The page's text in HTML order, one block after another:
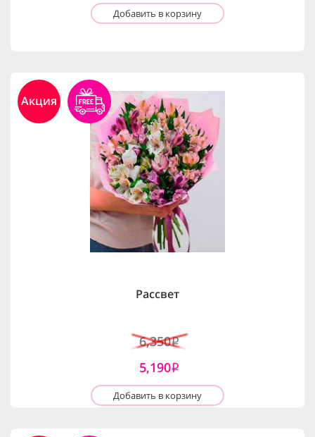
Добавить в корзину
Акция
Рассвет
6,350i
5,190i
Добавить в корзину